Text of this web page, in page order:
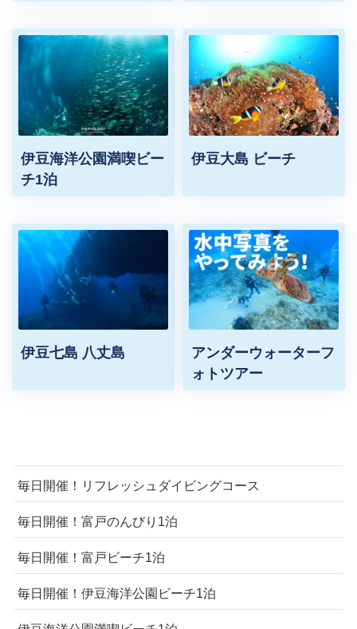
伊豆海洋公園満喫ビー
チ1泊
伊豆大島 ビーチ
伊豆七島 八丈島
アンダーウォーターフ
ォトツアー
毎日開催！リフレッシュダイビングコース
毎日開催！富戸のんびり1泊
毎日開催！富戸ビーチ1泊
毎日開催！伊豆海洋公園ビーチ1泊